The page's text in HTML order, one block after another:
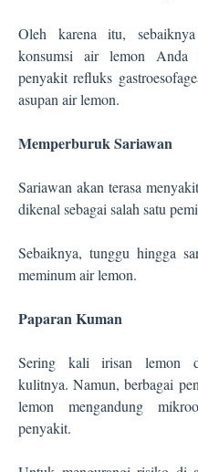
Oleh karena itu,
konsumsi air lemon Anda
penyakit refluks
asupan air lemon.
Memperburuk Sariawan
Sariawan akan terasa
dikenal sebagai salah satu
Sebaiknya, tunggu hingga
meminum air lemon.
Paparan Kuman
Sering kali irisan lemon
kulitnya. Namun, berbagai
lemon mengandung
penyakit.